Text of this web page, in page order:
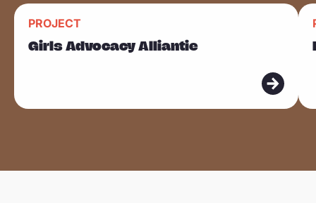
Sla carousel over
PROJECT
Girls Advocacy Alliantie
L
m
L
m